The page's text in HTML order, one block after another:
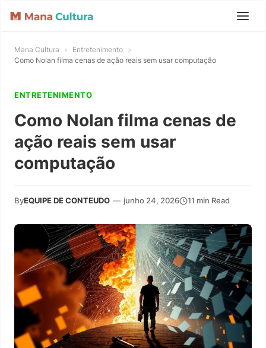
Mana Cultura » Entretenimento »
Como Nolan filma cenas de ação reais sem usar computação
ENTRETENIMENTO
Como Nolan filma cenas de
ação reais sem usar
computação
ByEQUIPE DE CONTEUDO — junho 24, 2026 11 min Read